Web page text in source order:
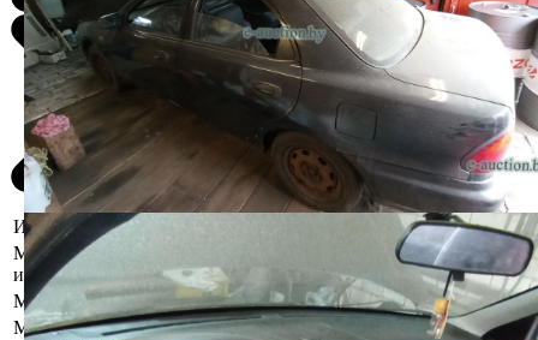
Информация о предмете торгов
Местоположение
имущества
Минская область, Воложинский р-н, г.
Воложин, ул. Чапаева, 54а
Марка
Mazda
Модель
323